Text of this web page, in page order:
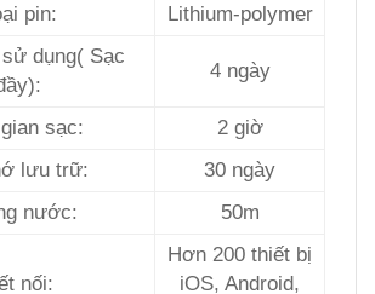
pin:
Lithium-polymer
dụng( Sạc
4 ngày
sạc:
2 giờ
lưu trữ:
30 ngày
nước:
50m
nối:
Hơn 200 thiết bị
iOS, Android,